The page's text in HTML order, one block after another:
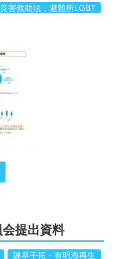
災害救助法，避難所LGBT
提出資料
諫早干拓・有明海再生